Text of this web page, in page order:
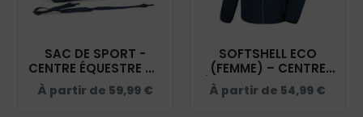
SAC DE SPORT -
CENTRE ÉQUESTRE DU
PARC - NAVY -
QD70S
À partir de 59,99 €
SOFTSHELL ECO
(FEMME) – CENTRE
ÉQUESTRE DU PARC -
NAVY - R231F
À partir de 54,99 €